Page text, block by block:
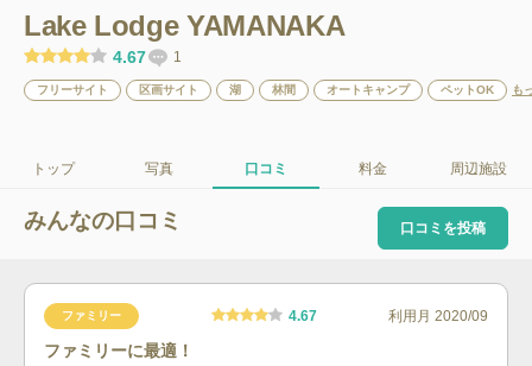
Lake Lodge YAMANAKA
4.67 1
フリーサイト 区画サイト 湖 林間 オートキャンプ ペットOK も
トップ 写真 口コミ 料金 周辺施設
みんなの口コミ 口コミを投稿
ファミリー 4.67 利用月 2020/09
ファミリーに最適！